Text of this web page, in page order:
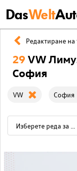
DasWelt
Редактиране на
29 VW
София
VW София